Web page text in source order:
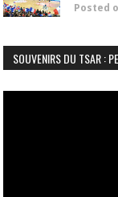
Posted
SOUVENIRS DU TSAR :